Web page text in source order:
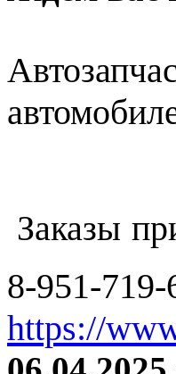
Заказы
8-951-
https://